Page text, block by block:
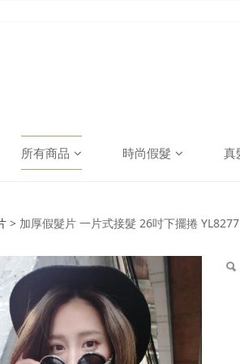
所有商品 時尚假髮 真
片 一片式接
> 加厚假髮片 一片式接髮 26吋下擺捲